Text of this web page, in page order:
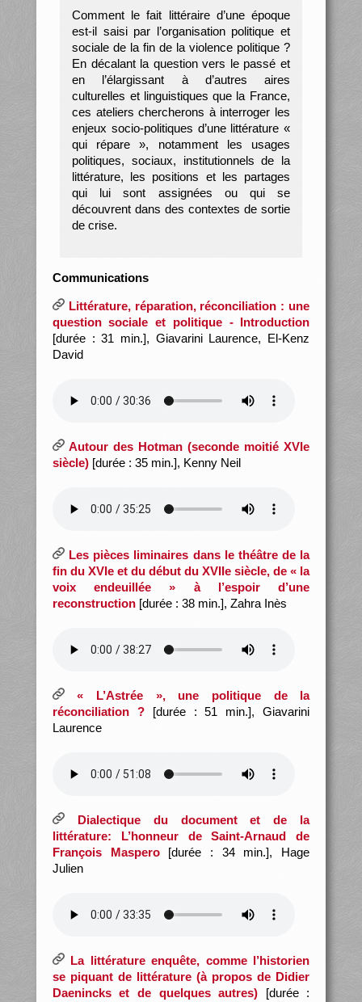
Comment le fait littéraire d’une époque
est-il saisi par l’organisation politique et
sociale de la fin de la violence politique ?
En décalant la question vers le passé et
en l’élargissant à d’autres aires
culturelles et linguistiques que la France,
ces ateliers chercherons à interroger les
enjeux socio-politiques d’une littérature «
qui répare », notamment les usages
politiques, sociaux, institutionnels de la
littérature, les positions et les partages
qui lui sont assignées ou qui se
découvrent dans des contextes de sortie
de crise.
Communications
Littérature, réparation, réconciliation : une
question sociale et politique - Introduction
[durée : 31 min.], Giavarini Laurence, El-Kenz
David
Autour des Hotman (seconde moitié XVIe
siècle)[durée : 35 min.], Kenny Neil
Les pièces liminaires dans le théâtre de la
fin du XVIe et du début du XVIIe siècle, de « la
voix endeuillée » à l’espoir d’une
reconstruction[durée : 38 min.], Zahra Inès
« L’Astrée », une politique de la
réconciliation ?[durée : 51 min.], Giavarini
Laurence
Dialectique du document et de la
littérature: L’honneur de Saint-Arnaud de
François Maspero[durée : 34 min.], Hage
Julien
La littérature enquête, comme l’historien
se piquant de littérature (à propos de Didier
Daenincks et de quelques autres) [durée :